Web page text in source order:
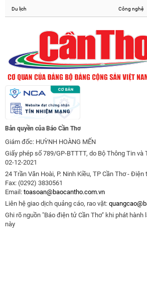
Du lịch Công nghệ
Bản quyền của Báo Cần Thơ
Giám đốc: HUỲNH HOÀNG MẾN
Giấy phép số 789/GP-BTTTT, do Bộ Thông Tin và
02-12-2021
24 Trần Văn Hoài, P. Ninh Kiều, TP Cần Thơ -
Fax: (0292) 3830561
Email: toasoan@baocantho.com.vn
Liên hệ giao dịch quảng cáo, rao vặt:
Ghi rõ nguồn "Báo điện tử Cần Thơ" khi phát
này